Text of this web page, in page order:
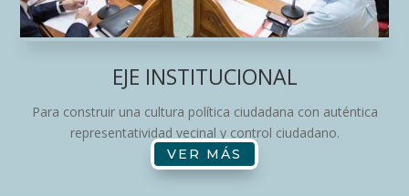
EJE INSTITUCIONAL
Para construir una cultura política ciudadana con auténtica
representatividad vecinal y control ciudadano.
VER MÁS